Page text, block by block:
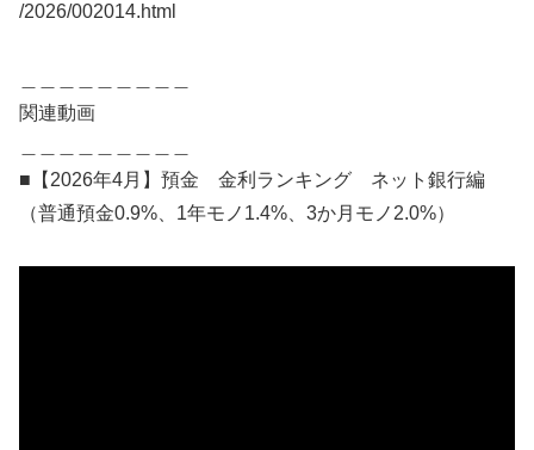
/2026/002014.html
関連動画
■【2026年4月】預金 金利ランキング ネット銀行編
（普通預金0.9%、1年モノ1.4%、3か月モノ2.0%）